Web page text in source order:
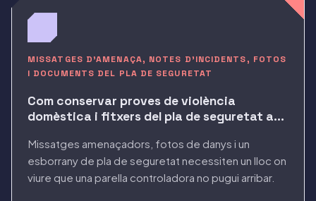
MISSATGES D'AMENAÇA, NOTES D'INCIDENTS, FOTOS
I DOCUMENTS DEL PLA DE SEGURETAT
Com conservar proves de violència
domèstica i fitxers del pla de seguretat a
Missatges amenaçadors, fotos de danys i un
esborrany de pla de seguretat necessiten un lloc on
viure que una parella controladora no pugui arribar.